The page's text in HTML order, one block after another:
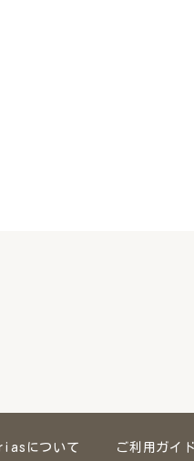
について ご利用ガイド